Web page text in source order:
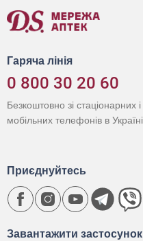
Гаряча лінія
0 800 30 20 60
Безкоштовно зі стаціонарних і
мобільних телефонів в Україні
Завантажити застосунок
Приєднуйтесь